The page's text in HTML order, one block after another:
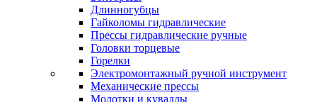
Длинногубцы
Гайколомы гидравлические
Прессы гидравлические ручные
Головки торцевые
Горелки
Электромонтажный ручной инструмент
Механические прессы
Молотки и кувалды